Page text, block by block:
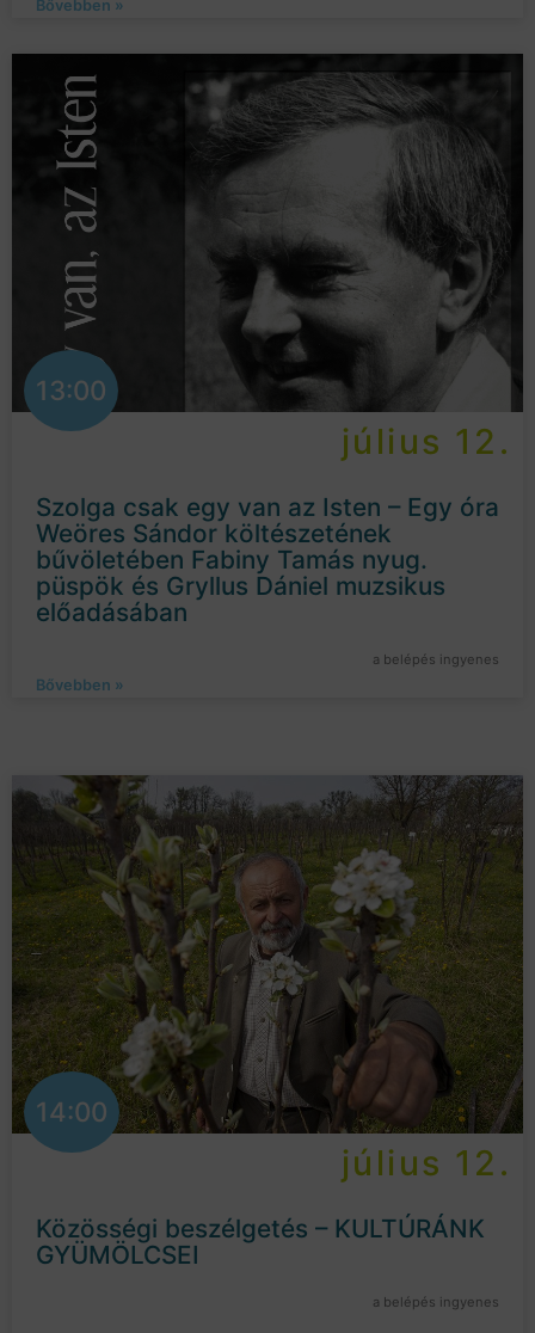
Bővebben »
13:00
július 12.
Szolga csak egy van az Isten – Egy óra
Weöres Sándor költészetének
bűvöletében Fabiny Tamás nyug.
püspök és Gryllus Dániel muzsikus
előadásában
a belépés ingyenes
Bővebben »
14:00
július 12.
Közösségi beszélgetés – KULTÚRÁNK
GYÜMÖLCSEI
a belépés ingyenes